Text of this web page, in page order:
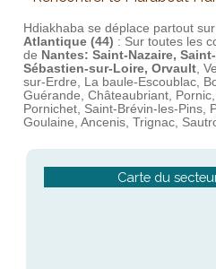
Hdiakhaba se déplace partout
Atlantique (44) : Sur toutes les
de Nantes: Saint-Nazaire,
Sébastien-sur-Loire, Orvault,
sur-Erdre, La baule-Escoublac,
Guérande, Châteaubriant,
Pornichet, Saint-Brévin-les-Pins,
Goulaine, Ancenis, Trignac,
Carte du